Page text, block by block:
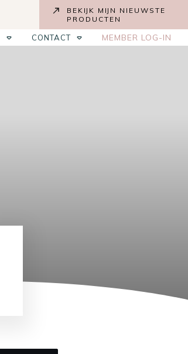
BEKIJK MIJN NIEUWSTE
PRODUCTEN
CONTACT MEMBER LOG-IN